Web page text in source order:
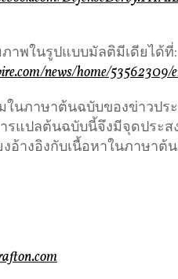
าพในรูปแบบมัลติมีเดียได้ที่:
news/home/53562309/
ในภาษาต้นฉบับของข่าวป
รแปลต้นฉบับนี้จึงมีจุดประ
งอ้างอิงกับเนื้อหาในภาษา